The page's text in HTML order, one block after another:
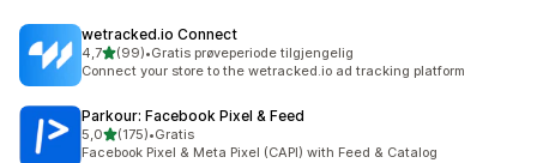
wetracked.io Connect
4,7av 5 stjerner
(99)
Totalt 99 omtaler
•Gratis prøveperiode tilgjengelig
Connect your store to the wetracked.io ad tracking platform
Parkour: Facebook Pixel & Feed
5,0av 5 stjerner
(175)
Totalt 175 omtaler
•Gratis
Facebook Pixel & Meta Pixel (CAPI) with Feed & Catalog